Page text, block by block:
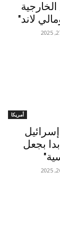
لاند"
أمريكا
بجعل